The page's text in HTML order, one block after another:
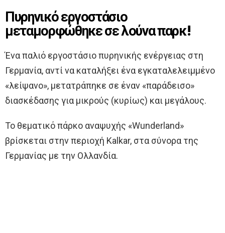
Πυρηνικό εργοστάσιο
μεταμορφώθηκε σε λούνα παρκ!
Ένα παλιό εργοστάσιο πυρηνικής ενέργειας στη
Γερμανία, αντί να καταλήξει ένα εγκαταλελειμμένο
«λείψανο», μετατράπηκε σε έναν «παράδεισο»
διασκέδασης για μικρούς (κυρίως) και μεγάλους.
Το θεματικό πάρκο αναψυχής «Wunderland»
βρίσκεται στην περιοχή Kalkar, στα σύνορα της
Γερμανίας με την Ολλανδία.